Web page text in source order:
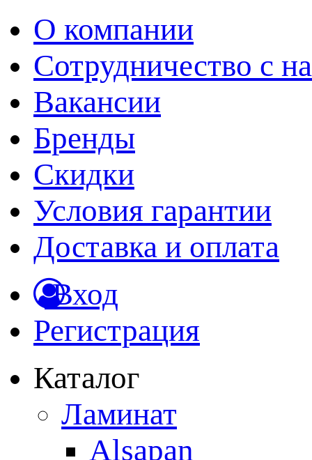
О компании
Сотрудничество с
Вакансии
Бренды
Скидки
Условия гарантии
Доставка и оплата
Вход
Регистрация
Каталог
Ламинат
Alsapan